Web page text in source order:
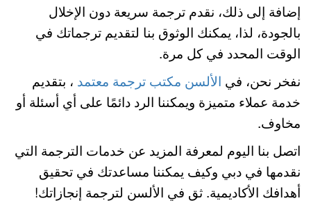
إضافة إلى ذلك، نقدم ترجمة سريعة دون الإخلال
بالجودة، لذا، يمكنك الوثوق بنا لتقديم ترجماتك في
الوقت المحدد في كل مرة.
نفخر نحن، في الألسن مكتب ترجمة معتمد ، بتقديم
خدمة عملاء متميزة ويمكننا الرد دائمًا على أي أسئلة أو
مخاوف.
اتصل بنا اليوم لمعرفة المزيد عن خدمات الترجمة التي
نقدمها في دبي وكيف يمكننا مساعدتك في تحقيق
أهدافك الأكاديمية. ثق في الألسن لترجمة إنجازاتك!